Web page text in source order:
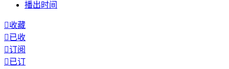
播出时间
收藏
已收
订阅
已订